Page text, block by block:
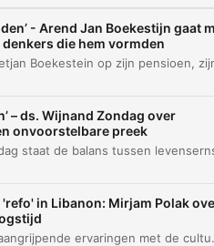
het geloof
van de tijdgeest
en het uitproberen van
ervaring tijdens
op de aflevering
- Arend Jan Boekestijn gaat
die hem vormden
– ds. Wijnand Zondag over
onvoorstelbare preek
in Libanon: Mirjam Polak
In deze aflevering deelt Mirjam Polak haar aangrijpende ervaringen met de cultuurschok en de trauma's die zij ervoer na haar